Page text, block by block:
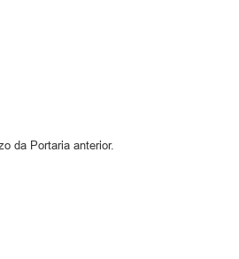
da Portaria anterior.